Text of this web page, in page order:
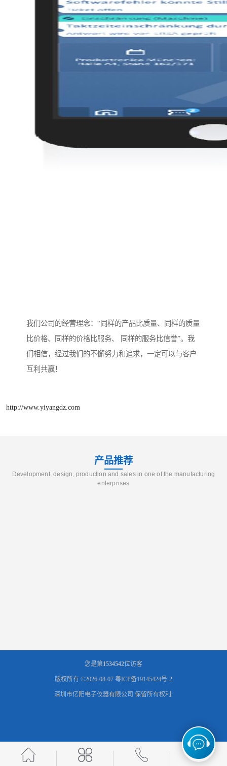
我们公司的经营理念：“同样的产品比质量、同样的质量
比价格、同样的价格比服务、 同样的服务比信誉”。我
们相信，经过我们的不懈努力和追求，一定可以与客户
互利共赢！
http://www.yiyangdz.com
产品推荐
Development, design, production and sales in one of the manufacturing
enterprises
您是第1534542位访客
版权所有 ©2026-08-07 粤ICP备19145424号-2
深圳市亿阳电子仪器有限公司 保留所有权利.